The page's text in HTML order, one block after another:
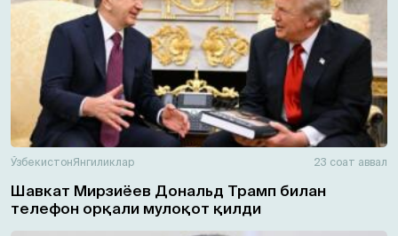
ЎзбекистонЯнгиликлар 23 соат аввал
Шавкат Мирзиёев Дональд Трамп билан
телефон орқали мулоқот қилди